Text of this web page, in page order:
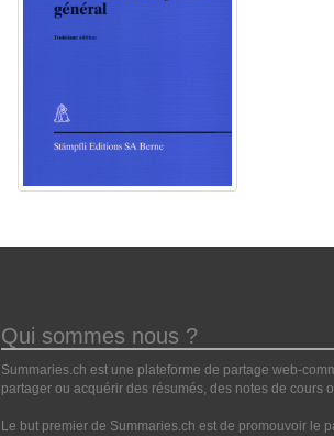
Qui sommes nous ?
Summaries.ch est une plateforme de partage web-
partager ou acquérir des résumés, des notes de cours
Le but premier de Summaries.ch est de promouvoir le